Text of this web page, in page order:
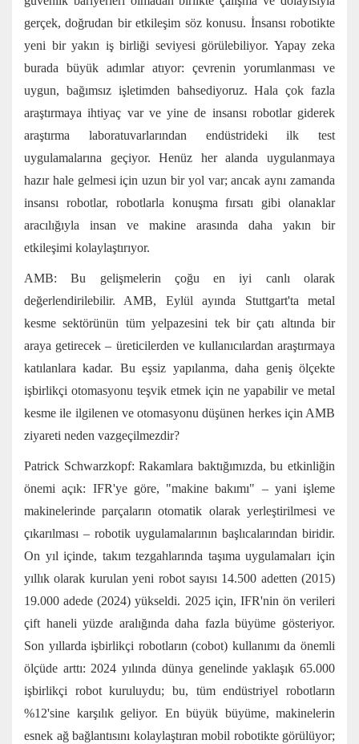
gerçek, doğrudan bir etkileşim söz konusu. İnsansı robotikte
yeni bir yakın iş birliği seviyesi görülebiliyor. Yapay zeka
burada büyük adımlar atıyor: çevrenin yorumlanması ve
uygun, bağımsız işletimden bahsediyoruz. Hala çok fazla
araştırmaya ihtiyaç var ve yine de insansı robotlar giderek
araştırma laboratuvarlarından endüstrideki ilk test
uygulamalarına geçiyor. Henüz her alanda uygulanmaya
hazır hale gelmesi için uzun bir yol var; ancak aynı zamanda
insansı robotlar, robotlarla konuşma fırsatı gibi olanaklar
aracılığıyla insan ve makine arasında daha yakın bir
etkileşimi kolaylaştırıyor.
AMB: Bu gelişmelerin çoğu en iyi canlı olarak
değerlendirilebilir. AMB, Eylül ayında Stuttgart'ta metal
kesme sektörünün tüm yelpazesini tek bir çatı altında bir
araya getirecek – üreticilerden ve kullanıcılardan araştırmaya
katılanlara kadar. Bu eşsiz yapılanma, daha geniş ölçekte
işbirlikçi otomasyonu teşvik etmek için ne yapabilir ve metal
kesme ile ilgilenen ve otomasyonu düşünen herkes için AMB
ziyareti neden vazgeçilmezdir?
Patrick Schwarzkopf: Rakamlara baktığımızda, bu etkinliğin
önemi açık: IFR'ye göre, "makine bakımı" – yani işleme
makinelerinde parçaların otomatik olarak yerleştirilmesi ve
çıkarılması – robotik uygulamalarının başlıcalarından biridir.
On yıl içinde, takım tezgahlarında taşıma uygulamaları için
yıllık olarak kurulan yeni robot sayısı 14.500 adetten (2015)
19.000 adede (2024) yükseldi. 2025 için, IFR'nin ön verileri
çift haneli yüzde aralığında daha fazla büyüme gösteriyor.
Son yıllarda işbirlikçi robotların (cobot) kullanımı da önemli
ölçüde arttı: 2024 yılında dünya genelinde yaklaşık 65.000
işbirlikçi robot kuruluydu; bu, tüm endüstriyel robotların
%12'sine karşılık geliyor. En büyük büyüme, makinelerin
esnek ağ bağlantısını kolaylaştıran mobil robotikte görülüyor;